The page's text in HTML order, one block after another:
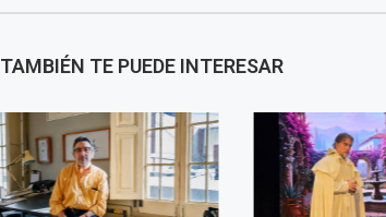
TAMBIÉN TE PUEDE INTERESAR